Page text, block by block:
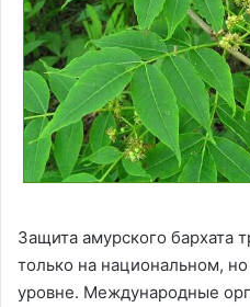
Защита амурского бархата
только на национальном,
уровне. Международные